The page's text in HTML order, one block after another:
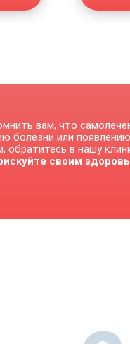
вам, что
болезни или
обратитесь в нашу
своим